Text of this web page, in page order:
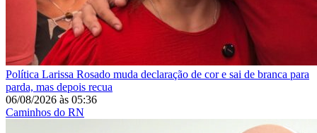
Política Larissa Rosado muda declaração de cor e sai de branca para
parda, mas depois recua
06/08/2026 às 05:36
Caminhos do RN